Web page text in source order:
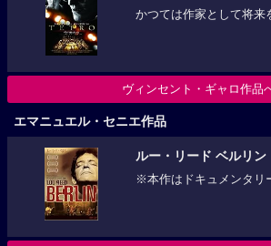
かつては作家として将来
ヴィンセント・ギャロ作品
エマニュエル・セニエ作品
ルー・リード ベルリン
※本作はドキュメンタリ